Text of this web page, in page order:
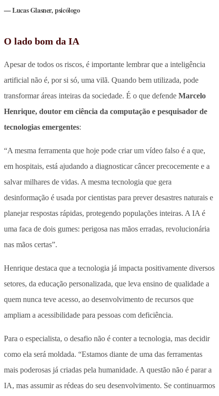
Lucas Glasner, psicólogo
O lado bom da IA
Apesar de todos os riscos, é importante lembrar que a inteligência
artificial não é, por si só, uma vilã. Quando bem utilizada, pode
transformar áreas inteiras da sociedade. É o que defende Marcelo
Henrique, doutor em ciência da computação e pesquisador de
tecnologias emergentes:
“A mesma ferramenta que hoje pode criar um vídeo falso é a que,
em hospitais, está ajudando a diagnosticar câncer precocemente e a
salvar milhares de vidas. A mesma tecnologia que gera
desinformação é usada por cientistas para prever desastres naturais e
planejar respostas rápidas, protegendo populações inteiras. A IA é
uma faca de dois gumes: perigosa nas mãos erradas, revolucionária
nas mãos certas”.
Henrique destaca que a tecnologia já impacta positivamente diversos
setores, da educação personalizada, que leva ensino de qualidade a
quem nunca teve acesso, ao desenvolvimento de recursos que
ampliam a acessibilidade para pessoas com deficiência.
Para o especialista, o desafio não é conter a tecnologia, mas decidir
como ela será moldada. “Estamos diante de uma das ferramentas
mais poderosas já criadas pela humanidade. A questão não é parar a
IA, mas assumir as rédeas do seu desenvolvimento. Se continuarmos